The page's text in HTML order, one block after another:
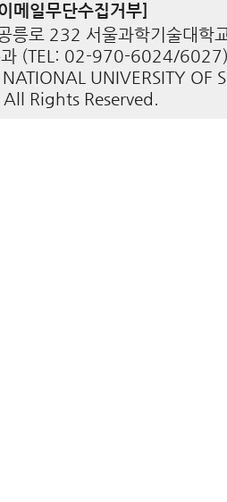
메일무단수집거부]
릉로 232 서울과학기술대학
과 (TEL: 02-970-6024/
UNIVERSITY OF
Rights Reserved.